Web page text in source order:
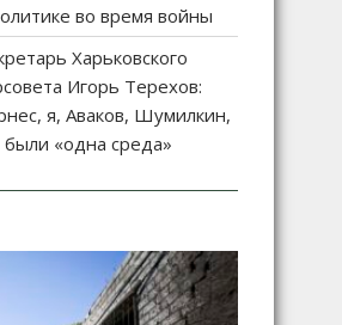
во время войны
Харьковского
Игорь Терехов:
я, Аваков, Шумилкин,
«одна среда»